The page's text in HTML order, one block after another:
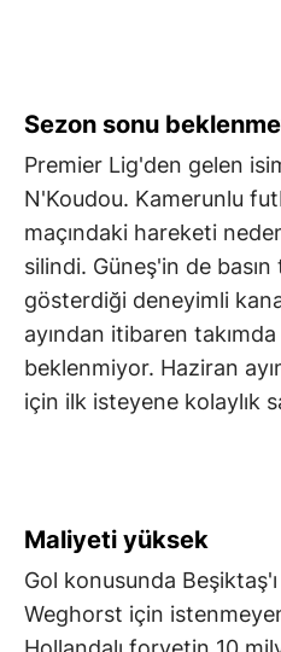
Sezon sonu
Premier Lig'den gelen
N'Koudou. Kamerunlu
maçındaki hareketi
silindi. Güneş'in de basın
gösterdiği deneyimli
ayından itibaren takımda
beklenmiyor. Haziran
için ilk isteyene kolaylık
Maliyeti yüksek
Gol konusunda
Weghorst için